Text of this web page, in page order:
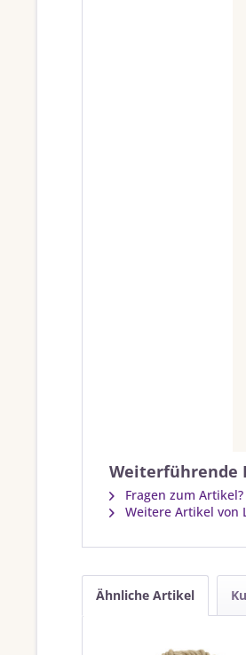
Weiterführende
Fragen zum Artikel?
Weitere Artikel von
Ähnliche Artikel